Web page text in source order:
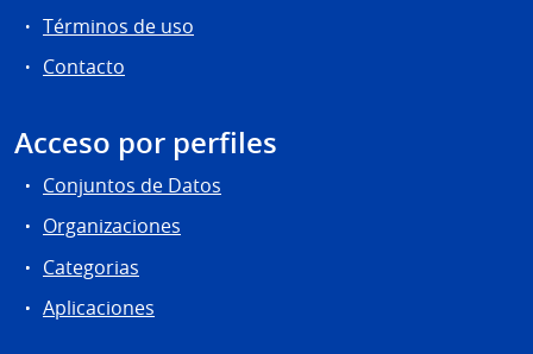
Términos de uso
Contacto
Acceso por perfiles
Conjuntos de Datos
Organizaciones
Categorias
Aplicaciones